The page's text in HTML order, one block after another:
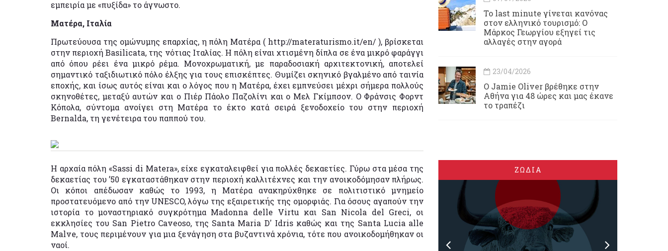
εμπειρία με «πυξίδα» το άγνωστο.
Ματέρα, Ιταλία
Πρωτεύουσα της ομώνυμης επαρχίας, η πόλη Ματέρα ( http://materaturismo.it/en/ ), βρίσκεται
στην περιοχή Basilicata, της νότιας Ιταλίας. Η πόλη είναι χτισμένη δίπλα σε ένα μικρό φαράγγι
από όπου ρέει ένα μικρό ρέμα. Μονοχρωματική, με παραδοσιακή αρχιτεκτονική, αποτελεί
σημαντικό ταξιδιωτικό πόλο έλξης για τους επισκέπτες. Θυμίζει σκηνικό βγαλμένο από ταινία
εποχής, και ίσως αυτός είναι και ο λόγος που η Ματέρα, έχει εμπνεύσει μέχρι σήμερα πολλούς
σκηνοθέτες, μεταξύ αυτών και ο Πιέρ Πάολο Παζολίνι και ο Μελ Γκίμπσον. Ο Φράνσις Φορντ
Κόπολα, σύντομα ανοίγει στη Ματέρα το έκτο κατά σειρά ξενοδοχείο του στην περιοχή
Bernalda, τη γενέτειρα του παππού του.
Η αρχαία πόλη «Sassi di Matera», είχε εγκαταλειφθεί για πολλές δεκαετίες. Γύρω στα μέσα της
δεκαετίας του ’50 εγκαταστάθηκαν στην περιοχή καλλιτέχνες και την ανοικοδόμησαν πλήρως.
Οι κόποι απέδωσαν καθώς το 1993, η Ματέρα ανακηρύχθηκε σε πολιτιστικό μνημείο
προστατευόμενο από την UNESCO, λόγω της εξαιρετικής της ομορφιάς. Για όσους αγαπούν την
ιστορία το μοναστηριακό συγκρότημα Madonna delle Virtu και San Nicola del Greci, οι
εκκλησίες του San Pietro Caveoso, της Santa Maria D' Idris καθώς και της Santa Lucia alle
Malve, τους περιμένουν για μια ξενάγηση στα βυζαντινά χρόνια, τότε που ανοικοδομήθηκαν οι
ναοί.
Το last minute γίνεται κανόνας
στον ελληνικό τουρισμό: Ο
Μάρκος Γεωργίου εξηγεί τις
αλλαγές στην αγορά
23/04/2026
Ο Jamie Oliver βρέθηκε στην
Αθήνα για 48 ώρες και μας έκανε
το τραπέζι
ΖΩΔΙΑ